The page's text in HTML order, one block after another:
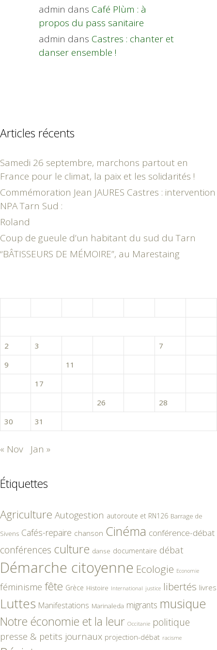
admin dans Café Plùm : à
propos du pass sanitaire
admin dans Castres : chanter et
danser ensemble !
Articles récents
Samedi 26 septembre, marchons partout en
France pour le climat, la paix et les solidarités !
Commémoration Jean JAURES Castres : intervention
NPA Tarn Sud :
Roland
Coup de gueule d’un habitant du sud du Tarn
“BÂTISSEURS DE MÉMOIRE”, au Marestaing
2
3 7
9
11
17
26 28
30
31
« Nov Jan »
Étiquettes
Agriculture Autogestion autoroute et RN126 Barrage de
Sivens Cafés-repaire chanson Cinéma conférence-débat
conférences culture danse documentaire débat
Démarche citoyenne Ecologie Economie
féminisme fête Grèce Histoire International justice libertés livres
Luttes Manifestations Marinaleda migrants musique
Notre économie et la leur Occitanie politique
presse & petits journaux projection-débat racisme